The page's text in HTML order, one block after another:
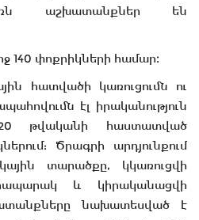
աշխատանքներ են
140 փոքրիկների համար։
հատվածի կառուցումն ու
էլ իրականություն
թվականի հաստատված
Ծրագրի արդյունքում
տարածքը, կկառուցվի
և կիրականացվի
նախատեսված է